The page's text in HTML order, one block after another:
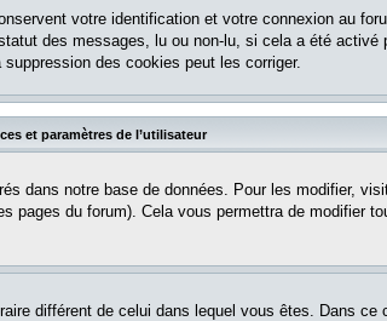
votre identification et votre connexion au
des messages, lu ou non-lu, si cela a été activé
des cookies peut les corriger.
et paramètres de l’utilisateur
dans notre base de données. Pour les modifier,
pages du forum). Cela vous permettra de modifier
différent de celui dans lequel vous êtes. Dans ce